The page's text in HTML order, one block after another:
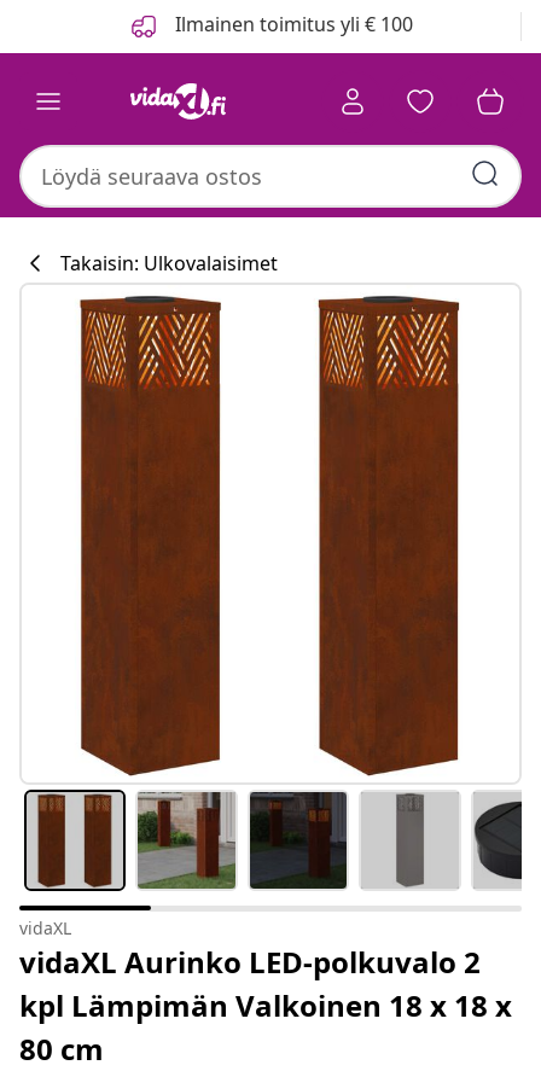
Ilmainen toimitus yli € 100
Takaisin: Ulkovalaisimet
vidaXL
vidaXL Aurinko LED-polkuvalo 2
kpl Lämpimän Valkoinen 18 x 18 x
80 cm